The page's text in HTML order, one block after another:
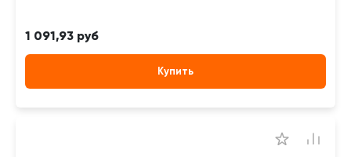
1 091,93 руб
Купить